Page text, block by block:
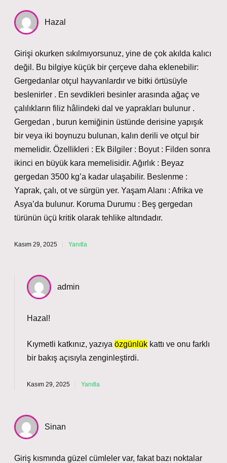
Hazal
Girişi okurken sıkılmıyorsunuz, yine de çok akılda kalıcı
değil. Bu bilgiye küçük bir çerçeve daha eklenebilir:
Gergedanlar otçul hayvanlardır ve bitki örtüsüyle
beslenirler . En sevdikleri besinler arasında ağaç ve
çalılıkların filiz hâlindeki dal ve yaprakları bulunur .
Gergedan , burun kemiğinin üstünde derisine yapışık
bir veya iki boynuzu bulunan, kalın derili ve otçul bir
memelidir. Özellikleri : Ek Bilgiler : Boyut : Filden sonra
ikinci en büyük kara memelisidir. Ağırlık : Beyaz
gergedan 3500 kg’a kadar ulaşabilir. Beslenme :
Yaprak, çalı, ot ve sürgün yer. Yaşam Alanı : Afrika ve
Asya’da bulunur. Koruma Durumu : Beş gergedan
türünün üçü kritik olarak tehlike altındadır.
Kasım 29, 2025 Yanıtla
admin
Hazal!
Kıymetli katkınız, yazıya özgünlük kattı ve onu farklı
bir bakış açısıyla zenginleştirdi.
Kasım 29, 2025 Yanıtla
Sinan
Giriş kısmında güzel cümleler var, fakat bazı noktalar